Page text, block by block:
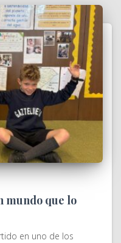
mundo que lo
en uno de los